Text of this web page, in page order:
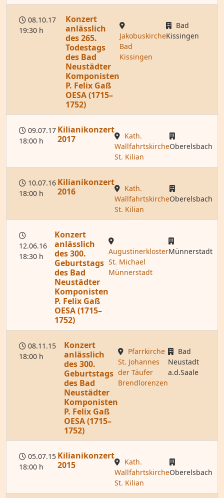
08.10.17
19:30 h
Konzert
anlässlich
des 265.
Todestags
des Bad
Neustädter
Komponisten
P. Felix Gaß
OESA (1715–
1752)
Jakobuskirche
Bad
Kissingen
Bad
Kissingen
09.07.17
18:00 h
Kilianikonzert
2017
Kath.
Wallfahrtskirche
St. Kilian
Oberelsbach
10.07.16
18:00 h
Kilianikonzert
2016
Kath.
Wallfahrtskirche
St. Kilian
Oberelsbach
12.06.16
18:30 h
Konzert
anlässlich
des 300.
Geburtstags
des Bad
Neustädter
Komponisten
P. Felix Gaß
OESA (1715–
1752)
Augustinerkloster
St. Michael
Münnerstadt
Münnerstadt
08.11.15
18:00 h
Konzert
anlässlich
des 300.
Geburtstags
des Bad
Neustädter
Komponisten
P. Felix Gaß
OESA (1715–
1752)
Pfarrkirche
St. Johannes
der Täufer
Brendlorenzen
Bad
Neustadt
a.d.Saale
05.07.15
18:00 h
Kilianikonzert
2015
Kath.
Wallfahrtskirche
St. Kilian
Oberelsbach